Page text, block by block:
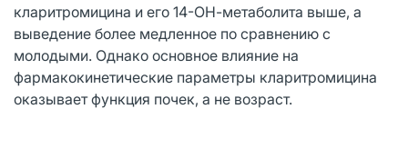
кларитромицина и его 14-ОН-метаболита выше, а
выведение более медленное по сравнению с
молодыми. Однако основное влияние на
фармакокинетические параметры кларитромицина
оказывает функция почек, а не возраст.